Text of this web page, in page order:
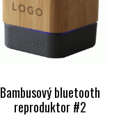
Bambusový bluetooth
reproduktor #2